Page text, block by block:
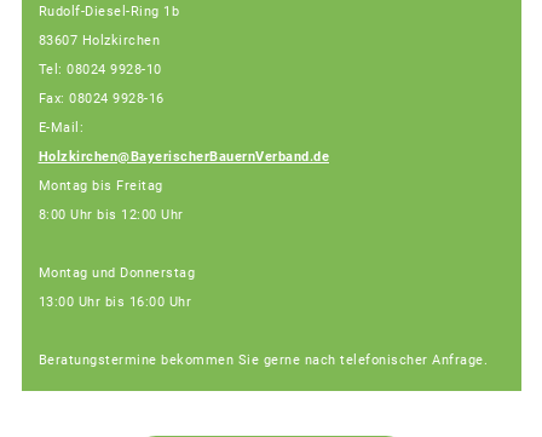
Rudolf-Diesel-Ring 1b
83607 Holzkirchen
Tel: 08024 9928-10
Fax: 08024 9928-16
E-Mail:
Holzkirchen@BayerischerBauernVerband.de
Montag bis Freitag
8:00 Uhr bis 12:00 Uhr
Montag und Donnerstag
13:00 Uhr bis 16:00 Uhr
Beratungstermine bekommen Sie gerne nach telefonischer Anfrage.